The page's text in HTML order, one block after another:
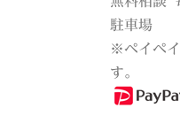
駐車場
※ペイペ
す。